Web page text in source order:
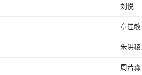
刘悦
章佳敏
朱洪稷
周若淼